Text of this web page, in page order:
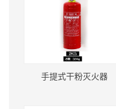
手提式干粉灭火器